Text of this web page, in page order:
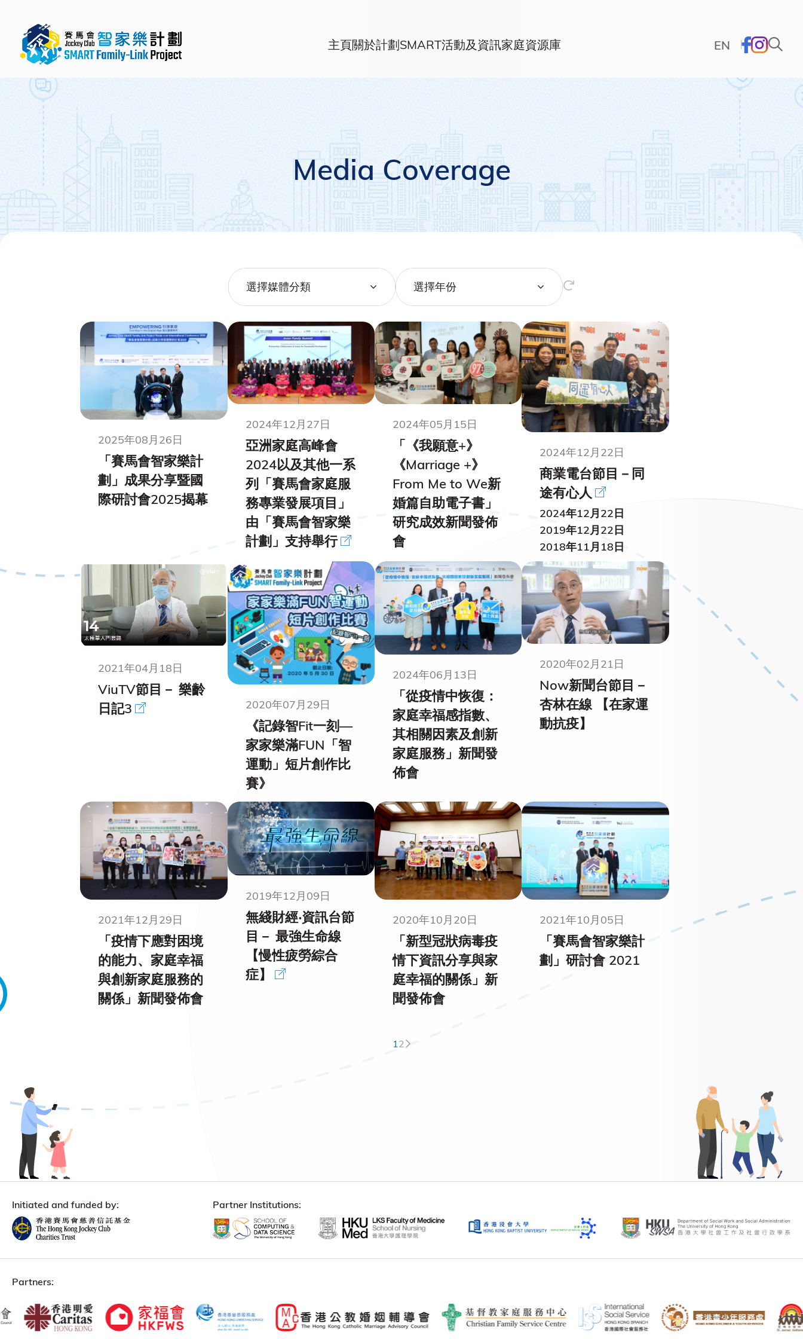
主頁關於計劃SMART活動及資訊家庭資源庫 EN
Media Coverage
選擇媒體分類 選擇年份
2025年08月26日
「賽馬會智家樂計
劃」成果分享暨國
際研討會2025揭幕
2024年12月27日
亞洲家庭高峰會
2024以及其他一系
列「賽馬會家庭服
務專業發展項目」
由「賽馬會智家樂
計劃」支持舉行
2024年05月15日
「《我願意+》
《Marriage +》
From Me to We新
婚篇自助電子書」
研究成效新聞發佈
會
2024年12月22日
商業電台節目－同
途有心人
2024年12月22日
2019年12月22日
2018年11月18日
2021年04月18日
ViuTV節目－ 樂齡
日記3
2020年07月29日
《記錄智Fit一刻—
家家樂滿FUN「智
運動」短片創作比
賽》
2024年06月13日
「從疫情中恢復：
家庭幸福感指數、
其相關因素及創新
家庭服務」新聞發
佈會
2020年02月21日
Now新聞台節目－
杏林在線 【在家運
動抗疫】
2021年12月29日
「疫情下應對困境
的能力、家庭幸福
與創新家庭服務的
關係」新聞發佈會
2019年12月09日
無綫財經‧資訊台節
目－ 最強生命線
【慢性疲勞綜合
症】
2020年10月20日
「新型冠狀病毒疫
情下資訊分享與家
庭幸福的關係」新
聞發佈會
2021年10月05日
「賽馬會智家樂計
劃」研討會 2021
12
Initiated and funded by: Partner Institutions:
Partners: